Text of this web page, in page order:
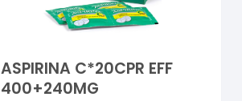
ASPIRINA C*20CPR EFF
400+240MG